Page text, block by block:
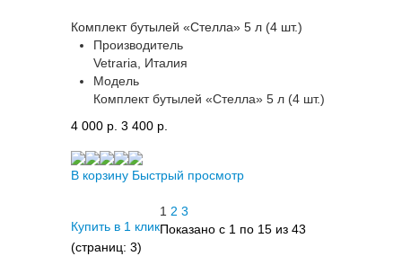
Комплект бутылей «Стелла» 5 л (4 шт.)
Производитель
Vetraria, Италия
Модель
Комплект бутылей «Стелла» 5 л (4 шт.)
4 000 p. 3 400 p.
В корзину Быстрый просмотр
Купить в 1 клик
1 2 3
Показано с 1 по 15 из 43
(страниц: 3)